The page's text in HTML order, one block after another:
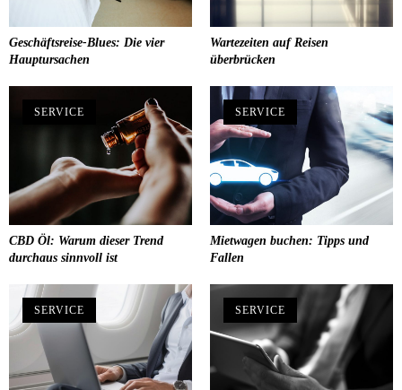
Geschäftsreise-Blues: Die vier
Hauptursachen
Wartezeiten auf Reisen
überbrücken
SERVICE
CBD Öl: Warum dieser Trend
durchaus sinnvoll ist
SERVICE
Mietwagen buchen: Tipps und
Fallen
SERVICE SERVICE